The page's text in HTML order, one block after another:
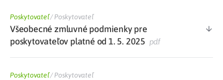
Poskytovateľ/Poskytovateľ
Všeobecné zmluvné podmienky pre
poskytovateľov platné od 1. 5. 2025 pdf
Poskytovateľ/Poskytovateľ